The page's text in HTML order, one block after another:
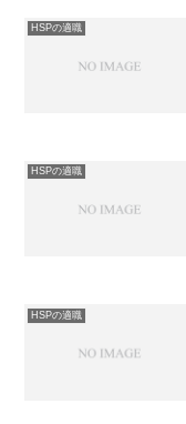
HSPの適職
HSPの適職
HSPの適職